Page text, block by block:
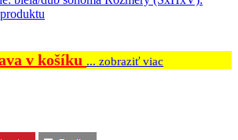
v košíku ... zobraziť viac